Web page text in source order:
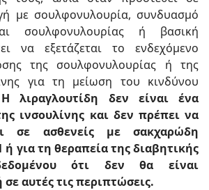
με σουλφονυλουρία, συνδυασμό
σουλφονυλουρίας ή βασική
να εξετάζεται το ενδεχόμενο
της σουλφονυλουρίας ή της
για τη μείωση του κινδύνου
Η λιραγλουτίδη δεν είναι ένα
ινσουλίνης και δεν πρέπει να
σε ασθενείς με σακχαρώδη
για τη θεραπεία της διαβητικής
ότι δεν θα είναι
αυτές τις περιπτώσεις.